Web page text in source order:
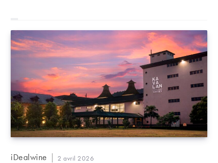
Auteur/autrice
iDealwine
Publication
2 avril 2026